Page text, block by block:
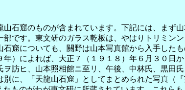
窟のものが含まれています。下記には、まず山
です。東文研のガラス乾板は、やはりトリミン
窟についても、關野は山本写真館から入手した
によれば、大正７（１９１８）年６月３０日か
訪ヒ、山本照相館ニ至リ、午後、中林氏、黒田氏
、「天龍山石窟」としてまとめられた写真（